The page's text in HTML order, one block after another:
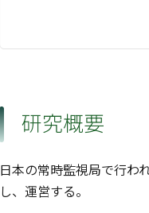
研究概要
日本の常時監視局で行わ
し、運営する。